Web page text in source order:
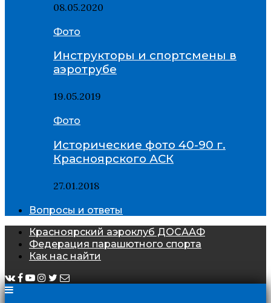
08.05.2020
Фото
Инструкторы и спортсмены в
аэротрубе
19.05.2019
Фото
Исторические фото 40-90 г.
Красноярского АСК
27.01.2018
Вопросы и ответы
Красноярский аэроклуб ДОСААФ
Федерация парашютного спорта
Как нас найти